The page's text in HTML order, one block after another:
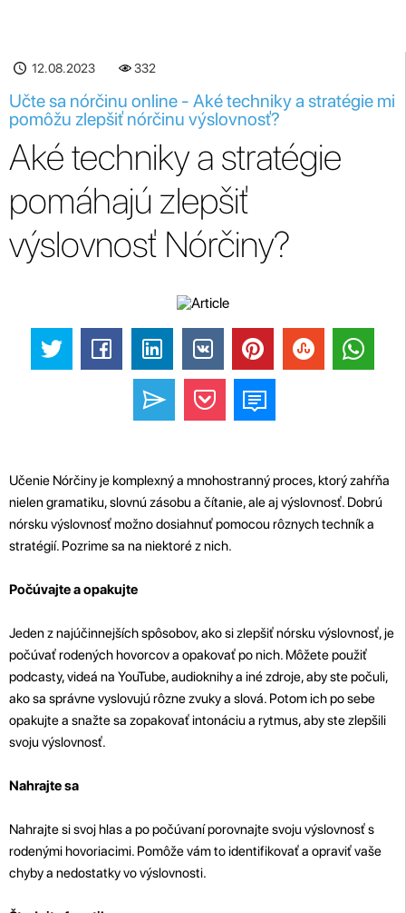
12.08.2023 332
Učte sa nórčinu online - Aké techniky a stratégie mi
pomôžu zlepšiť nórčinu výslovnosť?
Aké techniky a stratégie
pomáhajú zlepšiť
výslovnosť Nórčiny?
Učenie Nórčiny je komplexný a mnohostranný proces, ktorý zahŕňa
nielen gramatiku, slovnú zásobu a čítanie, ale aj výslovnosť. Dobrú
nórsku výslovnosť možno dosiahnuť pomocou rôznych techník a
stratégií. Pozrime sa na niektoré z nich.
Počúvajte a opakujte
Jeden z najúčinnejších spôsobov, ako si zlepšiť nórsku výslovnosť, je
počúvať rodených hovorcov a opakovať po nich. Môžete použiť
podcasty, videá na YouTube, audioknihy a iné zdroje, aby ste počuli,
ako sa správne vyslovujú rôzne zvuky a slová. Potom ich po sebe
opakujte a snažte sa zopakovať intonáciu a rytmus, aby ste zlepšili
svoju výslovnosť.
Nahrajte sa
Nahrajte si svoj hlas a po počúvaní porovnajte svoju výslovnosť s
rodenými hovoriacimi. Pomôže vám to identifikovať a opraviť vaše
chyby a nedostatky vo výslovnosti.